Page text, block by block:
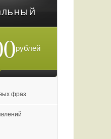
рублей
фраз